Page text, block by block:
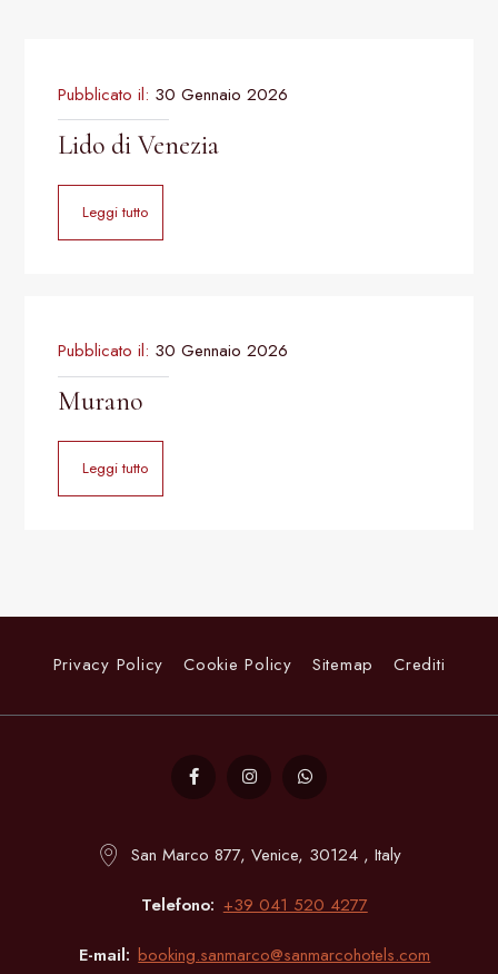
Pubblicato il: 30 Gennaio 2026
Lido di Venezia
Leggi tutto
Pubblicato il: 30 Gennaio 2026
Murano
Leggi tutto
Privacy Policy Cookie Policy Sitemap Crediti
San Marco 877, Venice, 30124 , Italy
Telefono +39 041 520 4277
E-mail booking.sanmarco@sanmarcohotels.com